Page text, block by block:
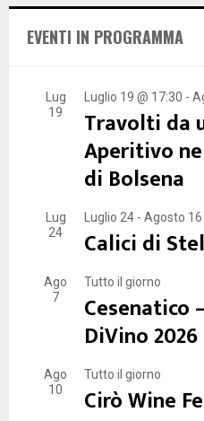
o
EVENTI IN PROGRAMMA
Lug
19
Luglio 19 @ 17:30 -
Travolti da
Aperitivo
di Bolsena
Lug
24
Luglio 24 - Agosto 16
Calici di
Ago
7
Tutto il giorno
Cesenatico
DiVino 2026
Ago
10
Tutto il giorno
Cirò Wine